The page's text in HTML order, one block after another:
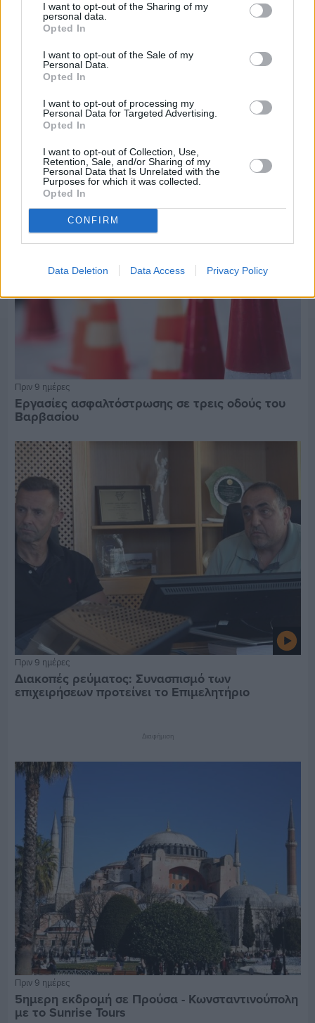
I want to opt-out of the Sharing of my
personal data.
Opted In
I want to opt-out of the Sale of my
Personal Data.
Opted In
I want to opt-out of processing my
Personal Data for Targeted Advertising.
Opted In
I want to opt-out of Collection, Use,
Retention, Sale, and/or Sharing of my
Personal Data that Is Unrelated with the
Purposes for which it was collected.
Opted In
CONFIRM
Data Deletion Data Access Privacy Policy
Πριν 9 ημέρες
Τρίτος στη σφαιροβολία στη διεθνή συνάντηση
Πριν 9 ημέρες
Εργασίες ασφαλτόστρωσης σε τρεις οδούς του
Βαρβασίου
Πριν 9 ημέρες
Διακοπές ρεύματος: Συνασπισμό των
επιχειρήσεων προτείνει το Επιμελητήριο
Διαφήμιση
Πριν 9 ημέρες
5ημερη εκδρομή σε Προύσα - Κωνσταντινούπολη
με το Sunrise Tours